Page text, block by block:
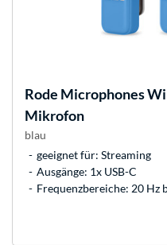
Rode Microphones
Mikrofon
blau
geeignet für: Streaming
Ausgänge: 1x USB-C
Frequenzbereiche: 20 Hz